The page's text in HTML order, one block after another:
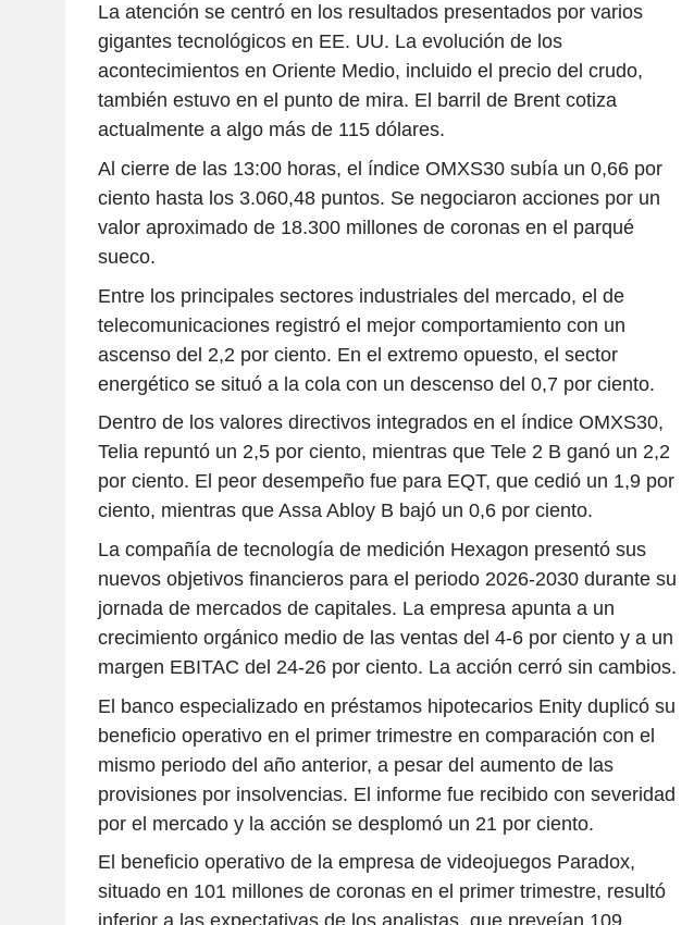
La atención se centró en los resultados presentados por varios
gigantes tecnológicos en EE. UU. La evolución de los
acontecimientos en Oriente Medio, incluido el precio del crudo,
también estuvo en el punto de mira. El barril de Brent cotiza
actualmente a algo más de 115 dólares.
Al cierre de las 13:00 horas, el índice OMXS30 subía un 0,66 por
ciento hasta los 3.060,48 puntos. Se negociaron acciones por un
valor aproximado de 18.300 millones de coronas en el parqué
sueco.
Entre los principales sectores industriales del mercado, el de
telecomunicaciones registró el mejor comportamiento con un
ascenso del 2,2 por ciento. En el extremo opuesto, el sector
energético se situó a la cola con un descenso del 0,7 por ciento.
Dentro de los valores directivos integrados en el índice OMXS30,
Telia repuntó un 2,5 por ciento, mientras que Tele 2 B ganó un 2,2
por ciento. El peor desempeño fue para EQT, que cedió un 1,9 por
ciento, mientras que Assa Abloy B bajó un 0,6 por ciento.
La compañía de tecnología de medición Hexagon presentó sus
nuevos objetivos financieros para el periodo 2026-2030 durante su
jornada de mercados de capitales. La empresa apunta a un
crecimiento orgánico medio de las ventas del 4-6 por ciento y a un
margen EBITAC del 24-26 por ciento. La acción cerró sin cambios.
El banco especializado en préstamos hipotecarios Enity duplicó su
beneficio operativo en el primer trimestre en comparación con el
mismo periodo del año anterior, a pesar del aumento de las
provisiones por insolvencias. El informe fue recibido con severidad
por el mercado y la acción se desplomó un 21 por ciento.
El beneficio operativo de la empresa de videojuegos Paradox,
situado en 101 millones de coronas en el primer trimestre, resultó